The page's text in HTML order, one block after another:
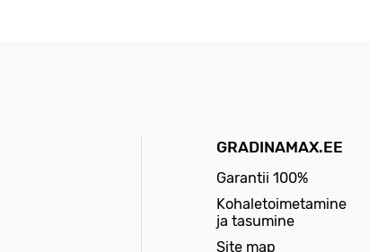
GRADINAMAX.EE
Garantii 100%
Kohaletoimetamine
ja tasumine
Site map